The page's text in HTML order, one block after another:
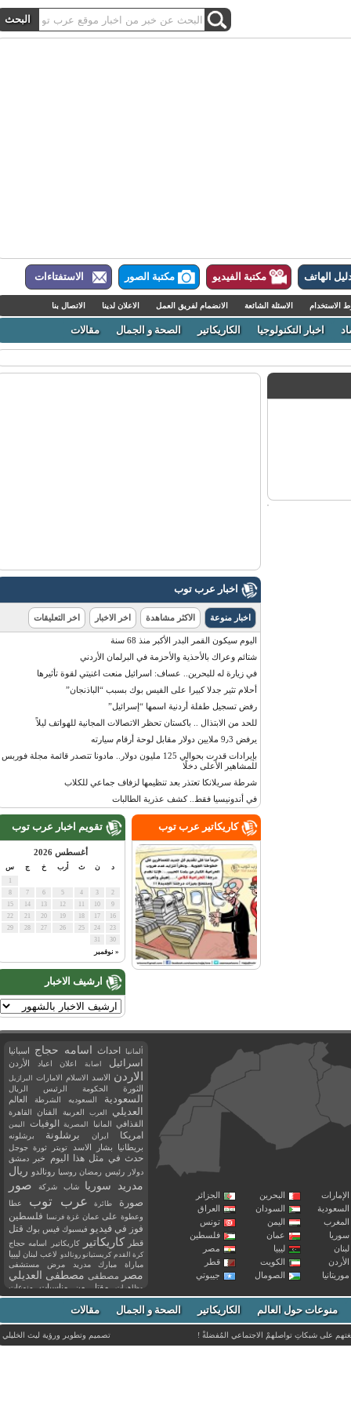
الهاتف مكتبة الفيديو مكتبة الصور الاستفتاءات
الاسئلة الشائعة الانضمام لفريق العمل الاعلان لدينا الاتصال بنا
اخبار التكنولوجيا الكاريكاتير الصحة و الجمال مقالات
اخبار عرب توب
اخبار منوعة الاكثر مشاهدة اخر الاخبار اخر التعليقات
اليوم سيكون القمر البدر الأكبر منذ 68 سنة
شتائم وعراك بالأحذية والأحزمة في البرلمان الأردني
في زيارة له للبحرين.. عساف: اسرائيل منعت اغنيتي لقوة تأثيرها
أحلام تثير جدلا كبيرا على الفيس بوك بسبب “الباذنجان”
رفض تسجيل طفلة أردنية اسمها “إسرائيل”
للحد من الابتذال .. باكستان تحظر الاتصالات المجانية للهواتف ليلاً
يرفض 9٫3 ملايين دولار مقابل لوحة أرقام سيارته
بإيرادات قدرت بحوالي 125 مليون دولار.. مادونا تتصدر قائمة مجلة فوربس
للمشاهير الأعلى دخلًا
شرطة سريلانكا تعتذر بعد تنظيمها لزفاف جماعي للكلاب
في أندونيسيا فقط.. كشف عذرية الطالبات
تقويم اخبار عرب توب
أغسطس 2026
أرب س
« نوفمبر
ارشيف الاخبار
كاريكاتير عرب توب
البحرين
الجزائر
السودان
العراق
اليمن
تونس
عمان
فلسطين
ليبيا
مصر
الكويت
قطر
الصومال جيبوتي
ألمانيا احداث اسامه حجاج اسبانيا
اسرائيل اصابة اعلان اعياد الأردن
الاردن الاسد الاسلام الامارات البرازيل
الثورة الحكومة الرئيس الريال
السعودية السعوديه الشرطة العالم
العديلي العرب العربية الفنان القاهرة
القذافي المانيا المصرية الوفيات اليمن
امريكا ايران برشلونة برشلونه
بريطانيا بشار الاسد تويتر ثورة جوجل
حدث في مثل هذا اليوم خبر دمشق
دولار رئيس رمضان روسيا رونالدو ريال
مدريد
سوريا شاب شركة صور
صورة طائرة عرب توب
عطا
وعطوة على عمان غزة فرنسا فلسطين
فوز في فيديو فيسبوك فيس بوك قتل
قطر كاريكاتير كاريكاتير اسامه حجاج
كرة القدم كريستيانو رونالدو لاعب لبنان ليبيا
مباراة مبارك مدريد مرض مستشفى
مصر مصطفى مصطفى العديلي
مظاهرات مقتل من مناسبات
منوعات
مواليد
موت ميسي ميلان نادي نشر
وفاة وفيات يوتيوب منوعات حول العالم الكاريكاتير الصحة و الجمال مقالات
على شبكاتِ تواصلهمْ الاجتماعي المُفضلةْ ! تصميم وتطوير ورؤيةليث الخليلي